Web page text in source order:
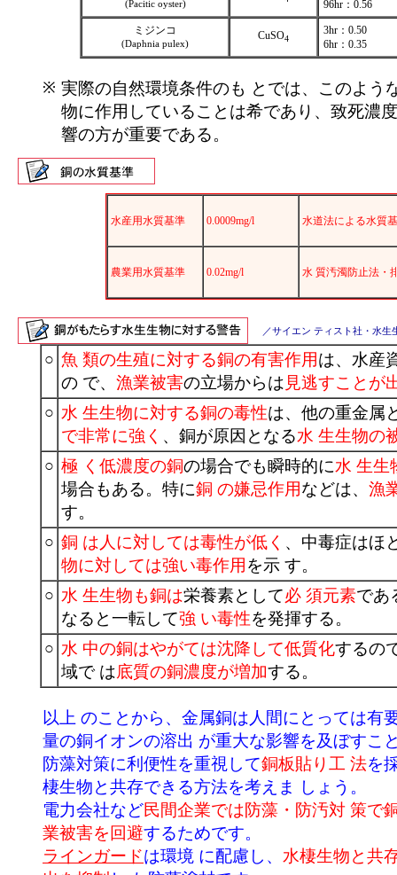
(Pacitic oyster)
96hr：0.56
ミジンコ
(Daphnia pulex)
CuSO4
3hr：0.50
6hr：0.35
※ 実際の自然環境条件のも とでは、このよう
物に作用していることは希であり、致死濃
響の方が重要である。
水産用水質基準 0.0009mg/l 水道法による水質
農業用水質基準 0.02mg/l 水 質汚濁防止法・
／サイエン ティスト社・水
○ 魚 類の生殖に対する銅の有害作用は、水産
の で、 漁業被害の立場からは 見逃すことが
○ 水 生生物に対する銅の毒性は、他の重金属
で非常に強く 、銅が原因となる水 生生物の
○ 極 く低濃度の銅の場合でも瞬時的に水 生生
場合もある。特に銅 の嫌忌作用などは、 漁
す。
○ 銅 は人に対しては毒性が低く 、中毒症はほ
物に対しては強い毒作用 を示 す。
○ 水 生生物も銅は栄養素として必 須元素であ
なると一転して強 い毒性を発揮する。
○ 水 中の銅はやがては沈降して低質化するの
域で は底質の銅濃度が増加する。
以上 のことから、金属銅は人間にとっては有
量の銅イオンの溶出 が重大な影響を及ぼすこ
防藻対策に利便性を重視して銅板貼り工 法を
棲生物と共存できる方法を考えま しょう。
電力会社など民間企業では防藻・防汚対 策で
業被害を回避するためです。
ラインガードは環境 に配慮し、 水棲生物と共